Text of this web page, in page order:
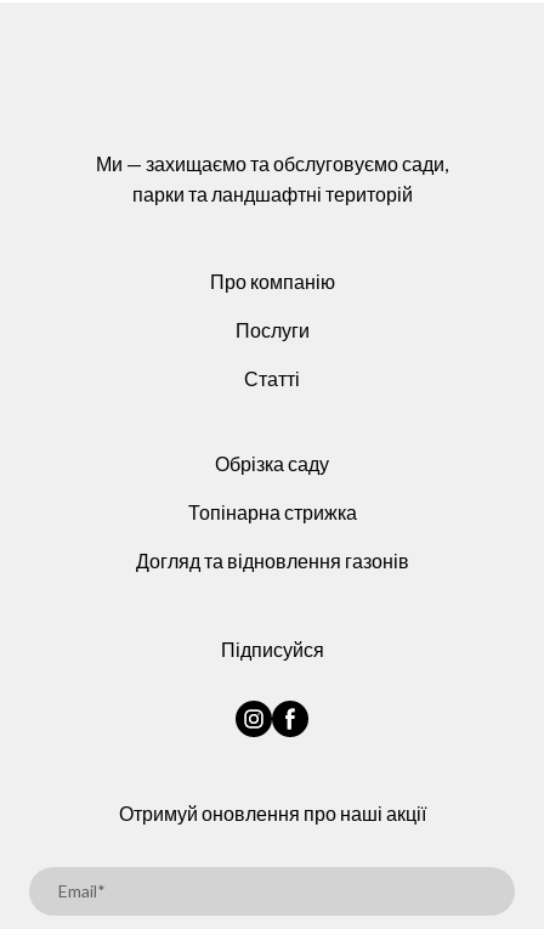
Ми — захищаємо та обслуговуємо сади,
парки та ландшафтні територій
Про компанію
Послуги
Статті
Обрізка саду
Топінарна стрижка
Догляд та відновлення газонів
Підписуйся
Отримуй оновлення про наші акції